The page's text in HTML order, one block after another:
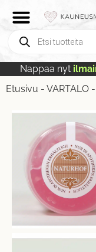
Nappaa nyt
Etusivu - VARTALO -